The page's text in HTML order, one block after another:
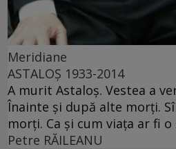
Meridiane
ASTALOŞ 1933-2014
A murit Astaloş. Vestea a
Înainte şi după alte morţi.
morţi. Ca şi cum viaţa ar fi
Petre RĂILEANU